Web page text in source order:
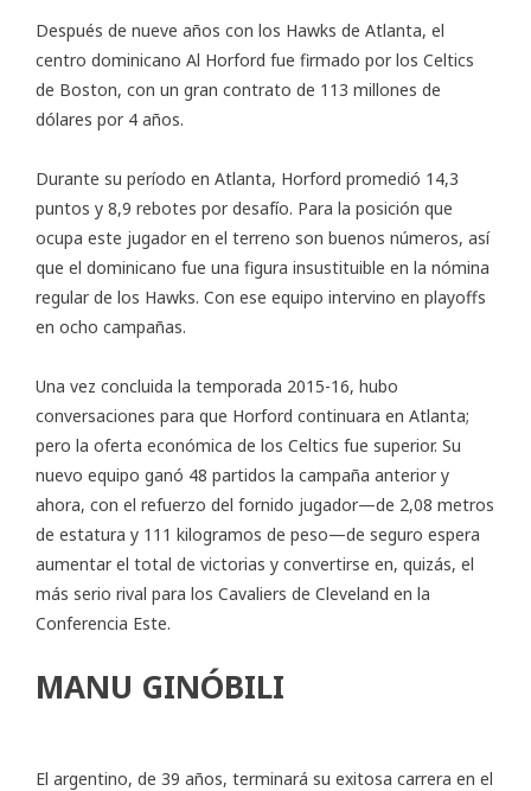
Después de nueve años con los Hawks de Atlanta, el
centro dominicano Al Horford fue firmado por los Celtics
de Boston, con un gran contrato de 113 millones de
dólares por 4 años.
Durante su período en Atlanta, Horford promedió 14,3
puntos y 8,9 rebotes por desafío. Para la posición que
ocupa este jugador en el terreno son buenos números, así
que el dominicano fue una figura insustituible en la nómina
regular de los Hawks. Con ese equipo intervino en playoffs
en ocho campañas.
Una vez concluida la temporada 2015-16, hubo
conversaciones para que Horford continuara en Atlanta;
pero la oferta económica de los Celtics fue superior. Su
nuevo equipo ganó 48 partidos la campaña anterior y
ahora, con el refuerzo del fornido jugador—de 2,08 metros
de estatura y 111 kilogramos de peso—de seguro espera
aumentar el total de victorias y convertirse en, quizás, el
más serio rival para los Cavaliers de Cleveland en la
Conferencia Este.
MANU GINÓBILI
El argentino, de 39 años, terminará su exitosa carrera en el